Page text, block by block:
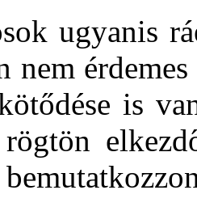
ugyanis
nem
is